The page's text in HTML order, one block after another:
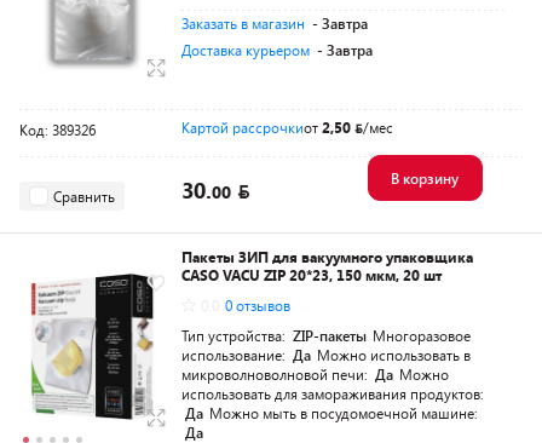
Заказать в магазин - Завтра
Доставка курьером - Завтра
Код: 389326 Картой рассрочкиот2,50 /мес
Сравнить 30.00
В корзину
Пакеты ЗИП для вакуумного упаковщика
CASO VACU ZIP 20*23, 150 мкм, 20 шт
0 отзывов
Тип устройства: ZIP-пакеты Многоразовое
использование: Да Можно использовать в
микроволноволновой печи: Да Можно
использовать для замораживания продуктов:
Да Можно мыть в посудомоечной машине:
Да